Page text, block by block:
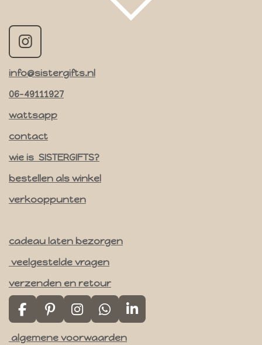
I
s
t
a
r
a
m
info@sistergifts.nl
06-49111927
wattsapp
contact
wie is SISTERGIFTS?
bestellen als winkel
verkooppunten
cadeau laten bezorgen
veelgestelde vragen
verzenden en retour
F
a
c
P
i
n
I
n
s
W
h
a
L
i
algemene voorwaarden